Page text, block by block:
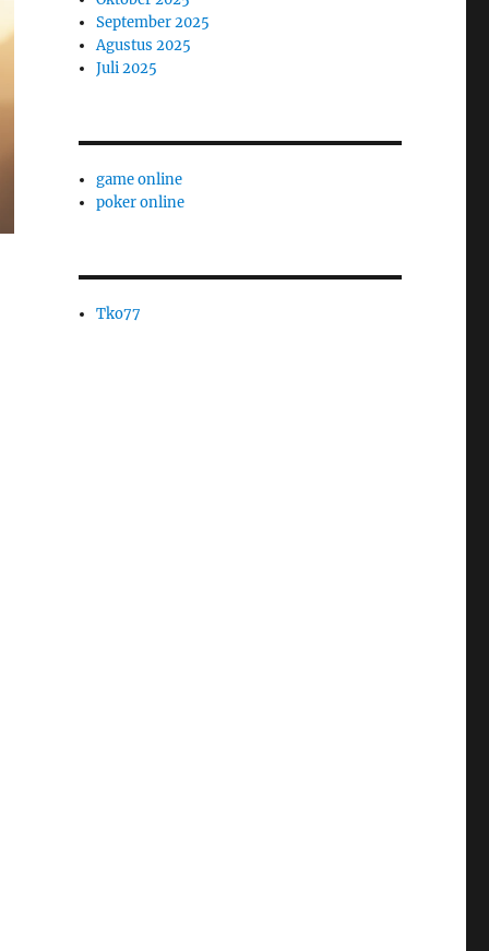
September 2025
Agustus 2025
Juli 2025
game online
poker online
Tko77